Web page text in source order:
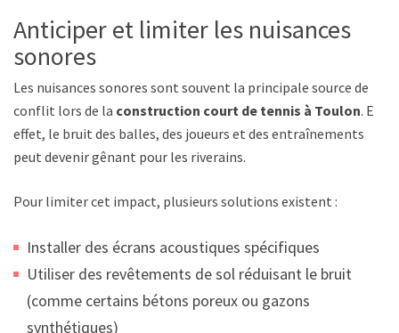
Anticiper et limiter les nuisances
sonores
Les nuisances sonores sont souvent la principale source de
conflit lors de la construction court de tennis à Toulon. En
effet, le bruit des balles, des joueurs et des entraînements
peut devenir gênant pour les riverains.
Pour limiter cet impact, plusieurs solutions existent :
Installer des écrans acoustiques spécifiques
Utiliser des revêtements de sol réduisant le bruit
(comme certains bétons poreux ou gazons
synthétiques)